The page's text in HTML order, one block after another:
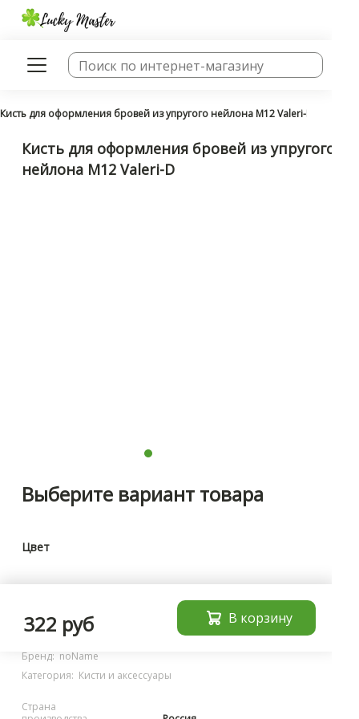
Кисть для оформления бровей из упругого нейлона М12 Valeri-D
Кисть для оформления бровей из упругого
нейлона М12 Valeri-D
Выберите вариант товара
Цвет
Характеристики
Бренд: noName
Категория: Кисти и аксессуары
Страна
322 руб В корзину